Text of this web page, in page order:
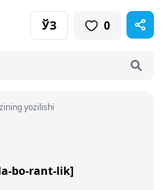
ЎЗ 0
yozilishi
bo-rant-lik]